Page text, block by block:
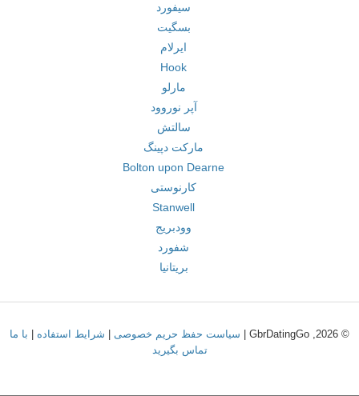
سیفورد
بسگیت
ایرلام
Hook
مارلو
آپر نوروود
سالتش
مارکت دپینگ
Bolton upon Dearne
کارنوستی
Stanwell
وودبریج
شفورد
بریتانیا
© 2026, GbrDatingGo | سیاست حفظ حریم خصوصی شرایط استفاده
با ما
تماس بگیرید